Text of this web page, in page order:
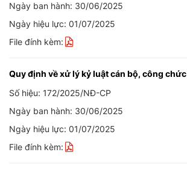
Ngày ban hành: 30/06/2025
Ngày hiệu lực: 01/07/2025
File đính kèm:
Quy định về xử lý kỷ luật cán bộ, công chức
Số hiệu: 172/2025/NĐ-CP
Ngày ban hành: 30/06/2025
Ngày hiệu lực: 01/07/2025
File đính kèm: